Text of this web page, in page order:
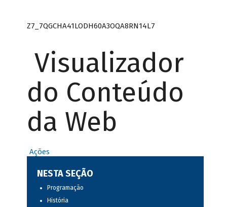
Z7_7QGCHA41LODH60A3OQA8RN14L7
Visualizador
do Conteúdo
da Web
Ações
NESTA SEÇÃO
Programação
História